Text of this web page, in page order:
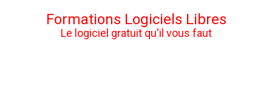
Formations Logiciels Libres
Le logiciel gratuit qu'il vous faut